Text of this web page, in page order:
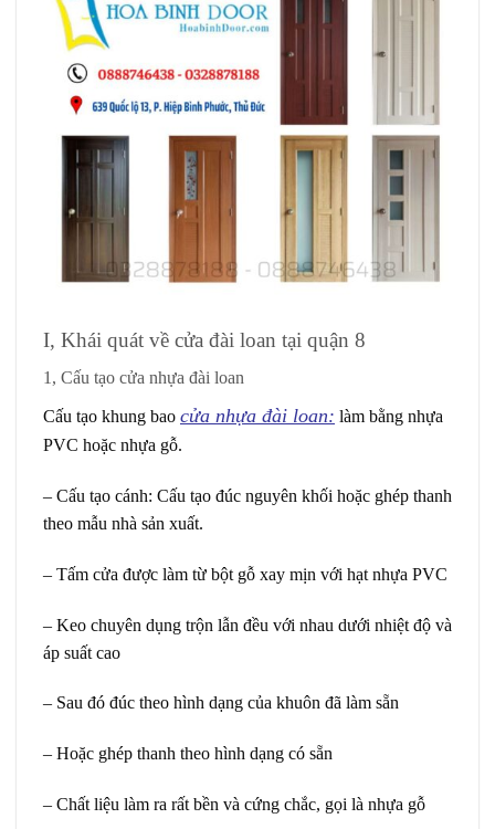
I, Khái quát về cửa đài loan tại quận 8
1, Cấu tạo cửa nhựa đài loan
Cấu tạo khung bao cửa nhựa đài loan: làm bằng nhựa
PVC hoặc nhựa gỗ.
– Cấu tạo cánh: Cấu tạo đúc nguyên khối hoặc ghép thanh
theo mẫu nhà sản xuất.
– Tấm cửa được làm từ bột gỗ xay mịn với hạt nhựa PVC
– Keo chuyên dụng trộn lẫn đều với nhau dưới nhiệt độ và
áp suất cao
– Sau đó đúc theo hình dạng của khuôn đã làm sẵn
– Hoặc ghép thanh theo hình dạng có sẵn
– Chất liệu làm ra rất bền và cứng chắc, gọi là nhựa gỗ